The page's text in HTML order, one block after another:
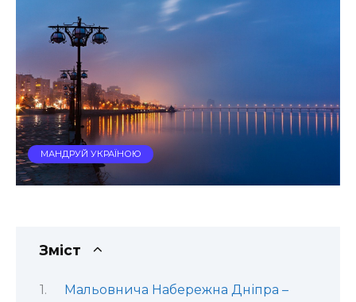
МАНДРУЙ УКРАЇНОЮ
Зміст
Мальовнича Набережна Дніпра –